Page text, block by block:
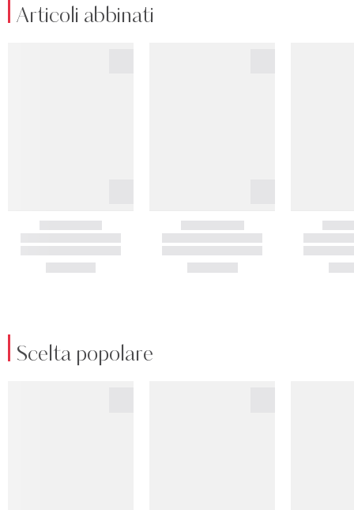
Articoli abbinati
Scelta popolare